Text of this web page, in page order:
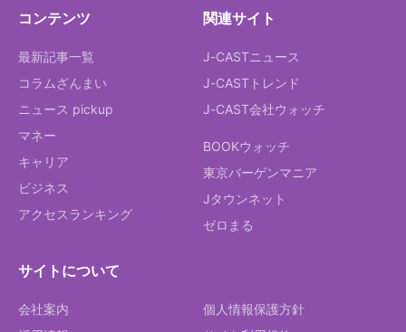
コンテンツ
最新記事一覧
コラムざんまい
ニュース pickup
マネー
キャリア
ビジネス
アクセスランキング
関連サイト
J-CASTニュース
J-CASTトレンド
J-CAST会社ウォッチ
BOOKウォッチ
東京バーゲンマニア
Jタウンネット
ゼロまる
サイトについて
会社案内
個人情報保護方針